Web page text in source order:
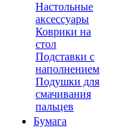
Настольные
аксессуары
Коврики на
стол
Подставки с
наполнением
Подушки для
смачивания
пальцев
Бумага